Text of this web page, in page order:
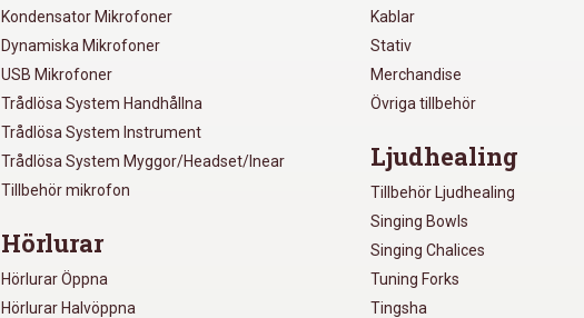
Kondensator Mikrofoner
Dynamiska Mikrofoner
USB Mikrofoner
Trådlösa System Handhållna
Trådlösa System Instrument
Trådlösa System Myggor/Headset/Inear
Tillbehör mikrofon
Hörlurar
Hörlurar Öppna
Hörlurar Halvöppna
Kablar
Stativ
Merchandise
Övriga tillbehör
Ljudhealing
Tillbehör Ljudhealing
Singing Bowls
Singing Chalices
Tuning Forks
Tingsha